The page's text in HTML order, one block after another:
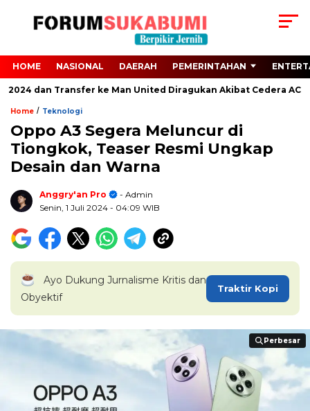
HOME NASIONAL DAERAH PEMERINTAHAN
dan Transfer ke Man United Diragukan Akibat Cedera ACL
Home / Teknologi
Oppo A3 Segera Meluncur di
Tiongkok, Teaser Resmi Ungkap
Desain dan Warna
Anggry'an Pro
- Admin
Senin, 1 Juli 2024 - 04:09 WIB
Ayo Dukung Jurnalisme Kritis dan
Obyektif
Traktir Kopi
Perbesar
Perbesar